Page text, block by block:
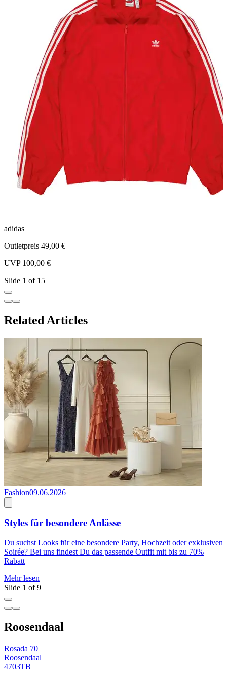
adidas
Outletpreis 49,00 €
UVP 100,00 €
Slide 1 of 15
Related Articles
Fashion09.06.2026
Styles für besondere Anlässe
Du suchst Looks für eine besondere Party, Hochzeit oder exklusiven
Soirée? Bei uns findest Du das passende Outfit mit bis zu 70%
Rabatt
Mehr lesen
Slide 1 of 9
Roosendaal
Rosada 70
Roosendaal
4703TB